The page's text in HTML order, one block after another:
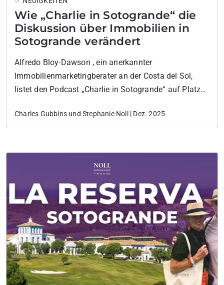
Wie „Charlie in Sotogrande“ die
Diskussion über Immobilien in
Sotogrande verändert
Alfredo Bloy-Dawson , ein anerkannter
Immobilienmarketingberater an der Costa del Sol,
listet den Podcast „Charlie in Sotogrande“ auf Platz
starke Bestätigung durch Dritte unterstreicht, dass der
Podcast ein äußerst erfolgreiches Content-Angebot
Charles Gubbins und Stephanie Noll | Dez. 2025